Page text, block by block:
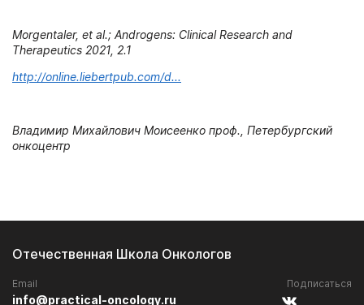
Morgentaler, et al.; Androgens: Clinical Research and
Therapeutics 2021, 2.1
http://online.liebertpub.com/d...
Владимир Михайлович Моисеенко проф., Петербургский
онкоцентр
Отечественная Школа Онкологов
Email
info@practical-oncology.ru
Подписаться